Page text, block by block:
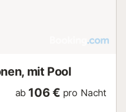
mit Pool
ab 106 € pro Nacht